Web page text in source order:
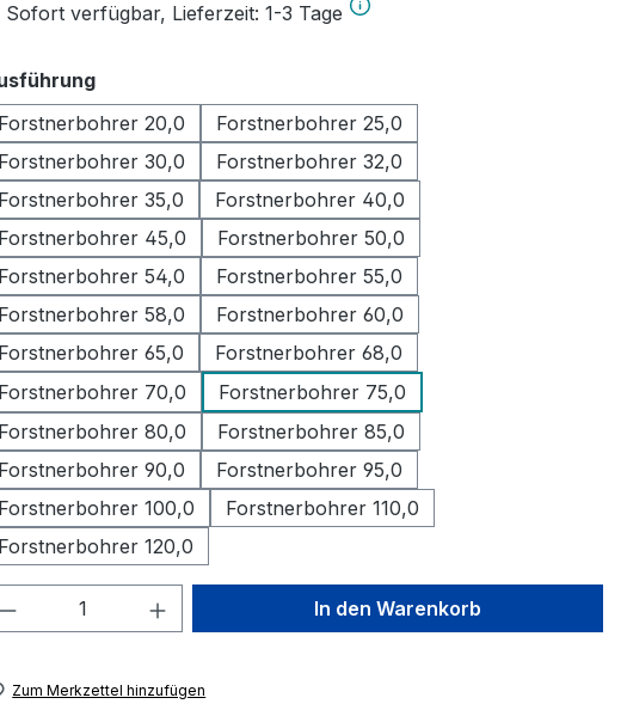
Sofort verfügbar, Lieferzeit: 1-3 Tage
auswählen
Forstnerbohrer 20,0
Forstnerbohrer 25,0
Forstnerbohrer 30,0
Forstnerbohrer 32,0
Forstnerbohrer 35,0
Forstnerbohrer 40,0
Forstnerbohrer 45,0
Forstnerbohrer 50,0
Forstnerbohrer 54,0
Forstnerbohrer 55,0
Forstnerbohrer 58,0
Forstnerbohrer 60,0
Forstnerbohrer 65,0
Forstnerbohrer 68,0
Forstnerbohrer 70,0
Forstnerbohrer 75,0
Forstnerbohrer 80,0
Forstnerbohrer 85,0
Forstnerbohrer 90,0
Forstnerbohrer 95,0
Forstnerbohrer 100,0
Forstnerbohrer 110,0
Forstnerbohrer 120,0
Anzahl: Gib den gewünschten Wert
In den Warenkorb
Zum Merkzettel hinzufügen